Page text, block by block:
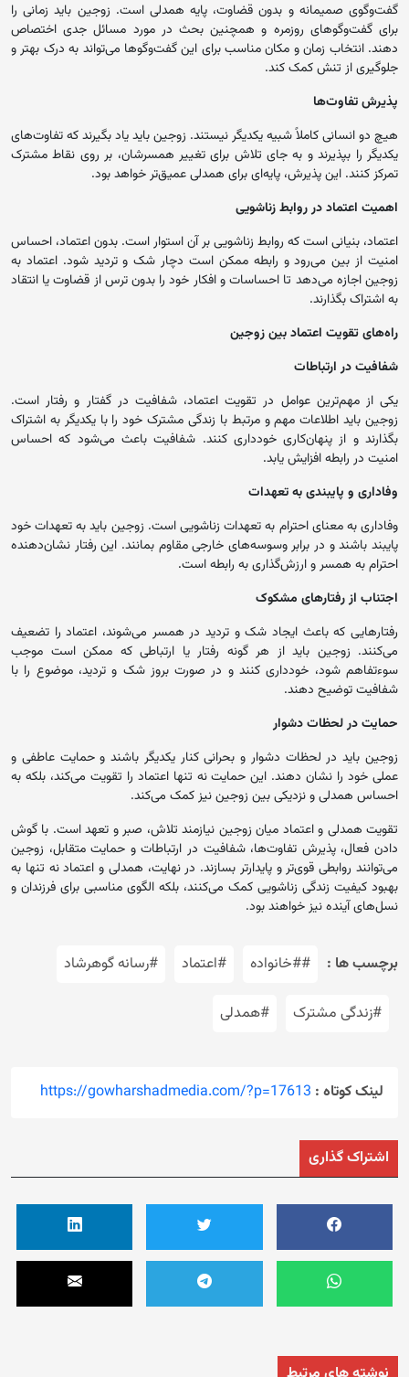
گفت‌وگوی صمیمانه و بدون قضاوت، پایه همدلی است. زوجین باید زمانی را
برای گفت‌وگوهای روزمره و همچنین بحث در مورد مسائل جدی اختصاص
دهند. انتخاب زمان و مکان مناسب برای این گفت‌وگوها می‌تواند به درک بهتر و
جلوگیری از تنش کمک کند.
پذیرش تفاوت‌ها
هیچ دو انسانی کاملاً شبیه یکدیگر نیستند. زوجین باید یاد بگیرند که تفاوت‌های
یکدیگر را بپذیرند و به جای تلاش برای تغییر همسرشان، بر روی نقاط مشترک
تمرکز کنند. این پذیرش، پایه‌ای برای همدلی عمیق‌تر خواهد بود.
اهمیت اعتماد در روابط زناشویی
اعتماد، بنیانی است که روابط زناشویی بر آن استوار است. بدون اعتماد، احساس
امنیت از بین می‌رود و رابطه ممکن است دچار شک و تردید شود. اعتماد به
زوجین اجازه می‌دهد تا احساسات و افکار خود را بدون ترس از قضاوت یا انتقاد
به اشتراک بگذارند.
راه‌های تقویت اعتماد بین زوجین
شفافیت در ارتباطات
یکی از مهم‌ترین عوامل در تقویت اعتماد، شفافیت در گفتار و رفتار است.
زوجین باید اطلاعات مهم و مرتبط با زندگی مشترک خود را با یکدیگر به اشتراک
بگذارند و از پنهان‌کاری خودداری کنند. شفافیت باعث می‌شود که احساس
امنیت در رابطه افزایش یابد.
وفاداری و پایبندی به تعهدات
وفاداری به معنای احترام به تعهدات زناشویی است. زوجین باید به تعهدات خود
پایبند باشند و در برابر وسوسه‌های خارجی مقاوم بمانند. این رفتار نشان‌دهنده
احترام به همسر و ارزش‌گذاری به رابطه است.
اجتناب از رفتارهای مشکوک
رفتارهایی که باعث ایجاد شک و تردید در همسر می‌شوند، اعتماد را تضعیف
می‌کنند. زوجین باید از هر گونه رفتار یا ارتباطی که ممکن است موجب
سوءتفاهم شود، خودداری کنند و در صورت بروز شک و تردید، موضوع را با
شفافیت توضیح دهند.
حمایت در لحظات دشوار
زوجین باید در لحظات دشوار و بحرانی کنار یکدیگر باشند و حمایت عاطفی و
عملی خود را نشان دهند. این حمایت نه تنها اعتماد را تقویت می‌کند، بلکه به
احساس همدلی و نزدیکی بین زوجین نیز کمک می‌کند.
تقویت همدلی و اعتماد میان زوجین نیازمند تلاش، صبر و تعهد است. با گوش
دادن فعال، پذیرش تفاوت‌ها، شفافیت در ارتباطات و حمایت متقابل، زوجین
می‌توانند روابطی قوی‌تر و پایدارتر بسازند. در نهایت، همدلی و اعتماد نه تنها به
بهبود کیفیت زندگی زناشویی کمک می‌کنند، بلکه الگوی مناسبی برای فرزندان و
نسل‌های آینده نیز خواهند بود.
برچسب ها : ##خانواده #اعتماد #رسانه گوهرشاد
#زندگی مشترک #همدلی
لینک کوتاه : https://gowharshadmedia.com/?p=17613
اشتراک گذاری